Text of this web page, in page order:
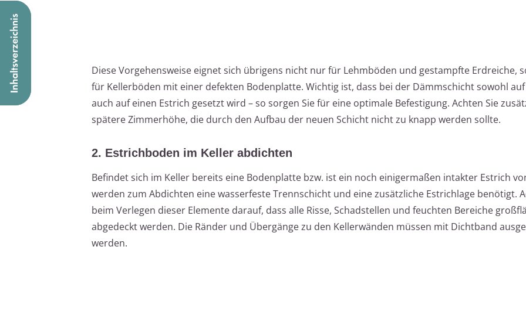
Diese Vorgehensweise eignet sich übrigens nicht nur für Lehmböden und gestampfte Erdreiche,
für Kellerböden mit einer defekten Bodenplatte. Wichtig ist, dass bei der Dämmschicht sowohl auf
auch auf einen Estrich gesetzt wird – so sorgen Sie für eine optimale Befestigung. Achten Sie
spätere Zimmerhöhe, die durch den Aufbau der neuen Schicht nicht zu knapp werden sollte.
2. Estrichboden im Keller abdichten
Befindet sich im Keller bereits eine Bodenplatte bzw. ist ein noch einigermaßen intakter Estrich
werden zum Abdichten eine wasserfeste Trennschicht und eine zusätzliche Estrichlage benötigt.
beim Verlegen dieser Elemente darauf, dass alle Risse, Schadstellen und feuchten Bereiche
abgedeckt werden. Die Ränder und Übergänge zu den Kellerwänden müssen mit Dichtband
werden.